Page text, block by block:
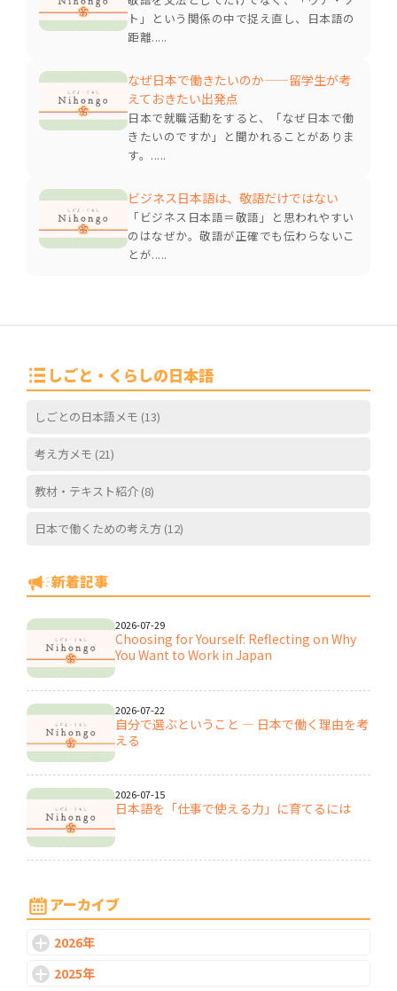
ト」という関係の中で捉え直し、日本語の
距離.....
なぜ日本で働きたいのか——留学生が考
えておきたい出発点
日本で就職活動をすると、「なぜ日本で働
きたいのですか」と聞かれることがありま
す。.....
ビジネス日本語は、敬語だけではない
「ビジネス日本語＝敬語」と思われやすい
のはなぜか。敬語が正確でも伝わらないこ
とが.....
しごと・くらしの日本語
しごとの日本語メモ (13)
考え方メモ (21)
教材・テキスト紹介 (8)
日本で働くための考え方 (12)
新着記事
Choosing for Yourself: Reflecting on Why
You Want to Work in Japan
2026-07-29
自分で選ぶということ ― 日本で働く理由を考
える
2026-07-22
日本語を「仕事で使える力」に育てるには
2026-07-15
なのか
アーカイブ
2026年
2025年